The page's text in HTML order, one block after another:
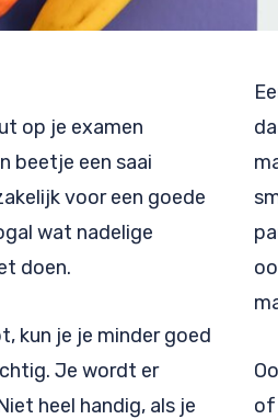
op je examen
beetje een saai
voor een goede
wat nadelige
doen.
kun je je minder goed
Je wordt er
heel handig, als je
of